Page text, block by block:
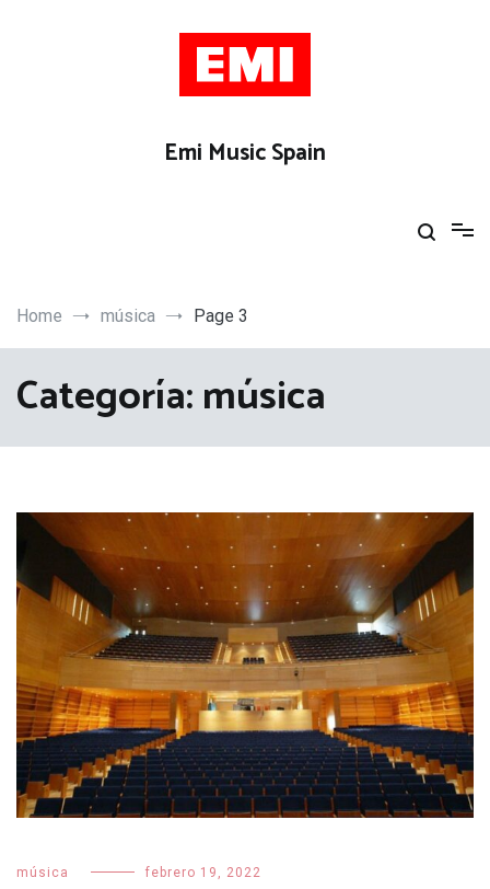
Emi Music Spain
Home música Page 3
Categoría:música
música febrero 19, 2022